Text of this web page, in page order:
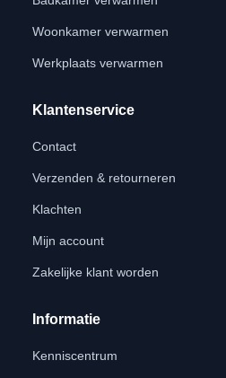
Woonkamer verwarmen
Werkplaats verwarmen
Klantenservice
Contact
Verzenden & retourneren
Klachten
Mijn account
Zakelijke klant worden
Informatie
Kenniscentrum